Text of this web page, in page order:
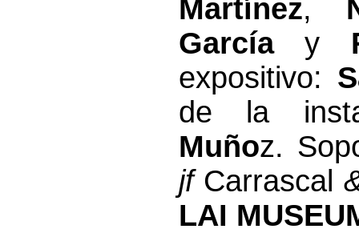
Martínez,
Garcíay
expositivo:
de la
Muñoz.
jf Carrascal
LAI